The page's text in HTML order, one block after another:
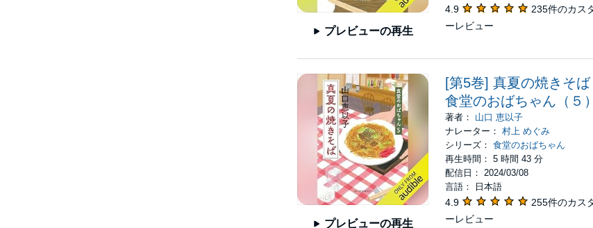
プレビューの再生
4.9
235件のカス
ーレビュー
プレビューの再生
[第5巻] 真夏の焼きそ
食堂のおばちゃん（５）
著者： 山口 恵以子
ナレーター：村上 めぐみ
シリーズ：食堂のおばちゃん
再生時間： 5 時間 43 分
配信日： 2024/03/08
言語： 日本語
4.9
255件のカス
ーレビュー